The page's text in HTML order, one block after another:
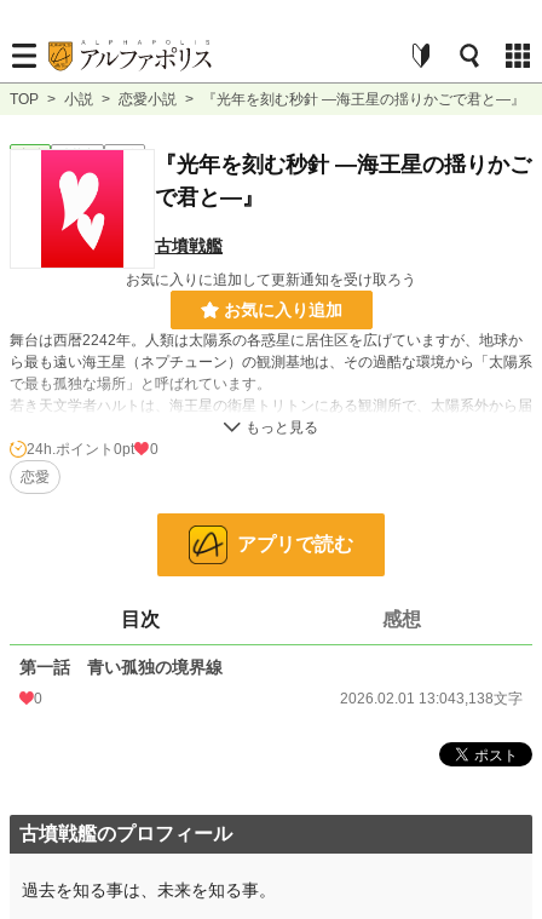
TOP > 小説 > 恋愛小説 > 『光年を刻む秒針 ―海王星の揺りかごで君と―』
恋愛 連載中 短編
『光年を刻む秒針 ―海王星の揺りかご
で君と―』
古墳戦艦
お気に入りに追加して更新通知を受け取ろう
お気に入り追加
舞台は西暦2242年。人類は太陽系の各惑星に居住区を広げていますが、地球か
ら最も遠い海王星（ネプチューン）の観測基地は、その過酷な環境から「太陽系
で最も孤独な場所」と呼ばれています。
若き天文学者ハルトは、海王星の衛星トリトンにある観測所で、太陽系外から届
く謎の信号を解析する任務に就いています。そこで彼は、重力異常の調査で派遣
されてきた技術者の女性ミナと出会います。二人は海王星の「ダイヤモンドの
雨」が降る空の下、天文学の語らいを通じて次第に惹かれ合っていきます。
しかし、ミナにはある秘密がありました。彼女の身体は、火星での事故の後遺症
により「地球の標準時間」とは異なるペースで老化が進む時間希釈症を患ってい
たのです。二人の過ごす一秒は、宇宙のスケールではあまりに短く、切ない。太
陽系の果てで、天文学の真理と「永遠の愛」の矛盾に直面する二人が出した答え
228,589 位 / 228,589 件
恋愛 66,314 位 / 66,314 件
更新日時 2026.02.01 13:04
初回公開日時 2026.02.01 13:04
24h.ポイント 0pt
0
恋愛
アプリで読む
目次 感想
第一話 青い孤独の境界線
0 2026.02.01 13:043,138文字
古墳戦艦のプロフィール
過去を知る事は、未来を知る事。